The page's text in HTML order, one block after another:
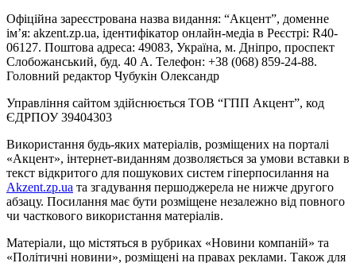
Офіційна зареєстрована назва видання: “Акцент”, доменне
ім’я: akzent.zp.ua, ідентифікатор онлайн-медіа в Реєстрі: R40-
06127. Поштова адреса: 49083, Україна, м. Дніпро, проспект
Слобожанський, буд. 40 А. Телефон: +38 (068) 859-24-88.
Головний редактор Чубукін Олександр
Управління сайтом здійснюється ТОВ “ГПП Акцент”, код
ЄДРПОУ 39404303
Використання будь-яких матеріалів, розміщених на порталі
«Акцент», інтернет-виданням дозволяється за умови вставки в
текст відкритого для пошукових систем гіперпосилання на
Akzent.zp.ua та згадування першоджерела не нижче другого
абзацу. Посилання має бути розміщене незалежно від повного
чи часткового використання матеріалів.
Матеріали, що містяться в рубриках «Новини компаній» та
«Політичні новини», розміщені на правах реклами. Також для